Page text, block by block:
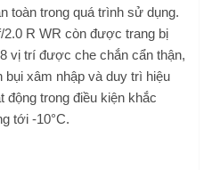
toàn trong quá trình sử dụng.
2.0 R WR còn được trang bị
vị trí được che chắn cẩn thận,
xâm nhập và duy trì hiệu
động trong điều kiện khắc
tới -10°C.